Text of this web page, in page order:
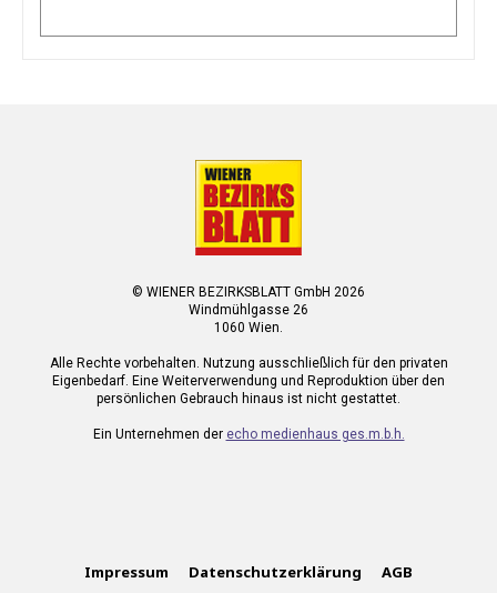
© WIENER BEZIRKSBLATT GmbH 2026
Windmühlgasse 26
1060 Wien.
Alle Rechte vorbehalten. Nutzung ausschließlich für den privaten
Eigenbedarf. Eine Weiterverwendung und Reproduktion über den
persönlichen Gebrauch hinaus ist nicht gestattet.
Ein Unternehmen der echo medienhaus ges.m.b.h.
Impressum Datenschutzerklärung AGB